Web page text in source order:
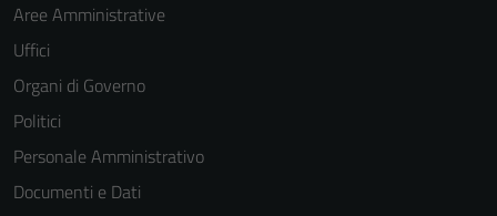
Aree Amministrative
Uffici
Organi di Governo
Politici
Personale Amministrativo
Documenti e Dati